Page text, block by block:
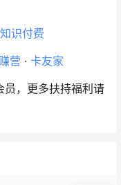
知识付费
营 · 卡友家
员，更多扶持福利请